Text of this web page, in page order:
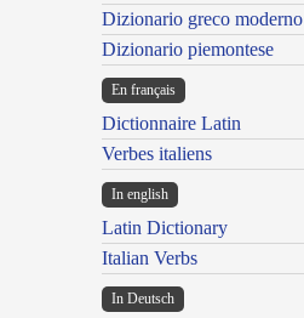
Dizionario greco moderno
Dizionario piemontese
En français
Dictionnaire Latin
Verbes italiens
In english
Latin Dictionary
Italian Verbs
In Deutsch